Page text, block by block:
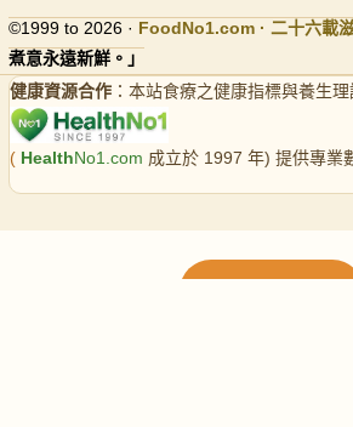
©1999 to 2026 · FoodNo1.com · 二十六載
煮意永遠新鮮。」
健康資源合作 ：本站食療之健康指標與養生
( HealthNo1.com 成立於 1997 年) 提供專業